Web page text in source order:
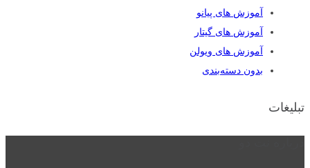
آموزش های پیانو
آموزش های گیتار
آموزش های ویولن
بدون دسته‌بندی
تبلیغات